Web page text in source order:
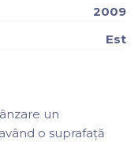
2009
Est
un
o suprafață